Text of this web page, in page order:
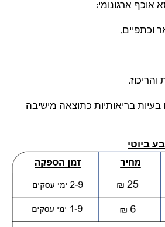
אוכף ארגונומי:
וכתפיים.
בריאותיות כתוצאה מישיבה
ביוטי